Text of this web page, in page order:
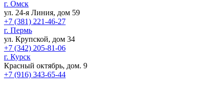
г. Омск
ул. 24-я Линия, дом 59
+7 (381) 221-46-27
г. Пермь
ул. Крупской, дом 34
+7 (342) 205-81-06
г. Курск
Красный октябрь, дом. 9
+7 (916) 343-65-44